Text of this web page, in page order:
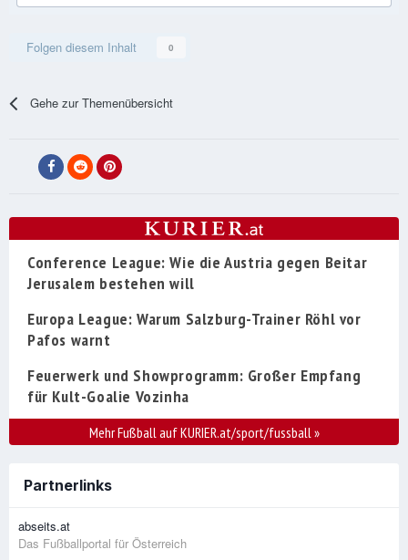
Folgen diesem Inhalt 0
Gehe zur Themenübersicht
Conference League: Wie die Austria gegen Beitar
Jerusalem bestehen will
Europa League: Warum Salzburg-Trainer Röhl vor
Pafos warnt
Feuerwerk und Showprogramm: Großer Empfang
für Kult-Goalie Vozinha
Mehr Fußball auf KURIER.at/sport/fussball»
Partnerlinks
abseits.at
Das Fußballportal für Österreich